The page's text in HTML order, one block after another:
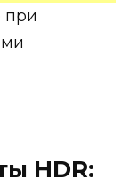
при
HDR: